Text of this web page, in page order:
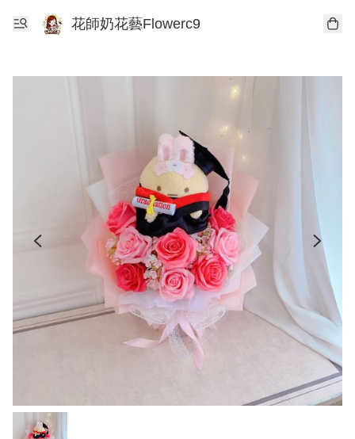
花師奶花藝Flowerc9